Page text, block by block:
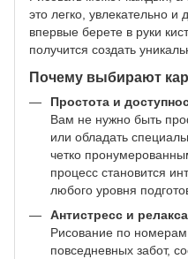
это легко, увлекательно
впервые берете в руки
получится создать
Почему выбирают
Простота и
Вам не нужно быть
или обладать
четко
процесс становится
любого уровня
Антистресс и
Рисование по номерам
повседневных забот,